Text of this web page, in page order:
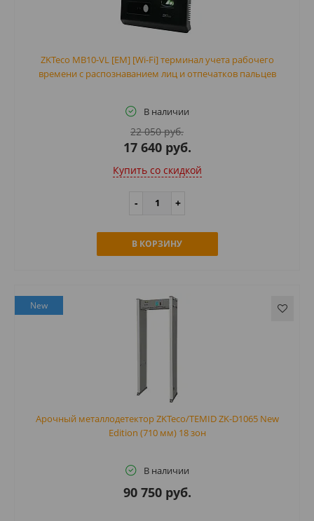
ZKTeco MB10-VL [EM] [Wi-Fi] терминал учета рабочего
времени с распознаванием лиц и отпечатков пальцев
В наличии
22 050 руб.
17 640 руб.
Купить cо скидкой
В КОРЗИНУ
New
Арочный металлодетектор ZKTeco/TEMID ZK-D1065 New
Edition (710 мм) 18 зон
В наличии
90 750 руб.